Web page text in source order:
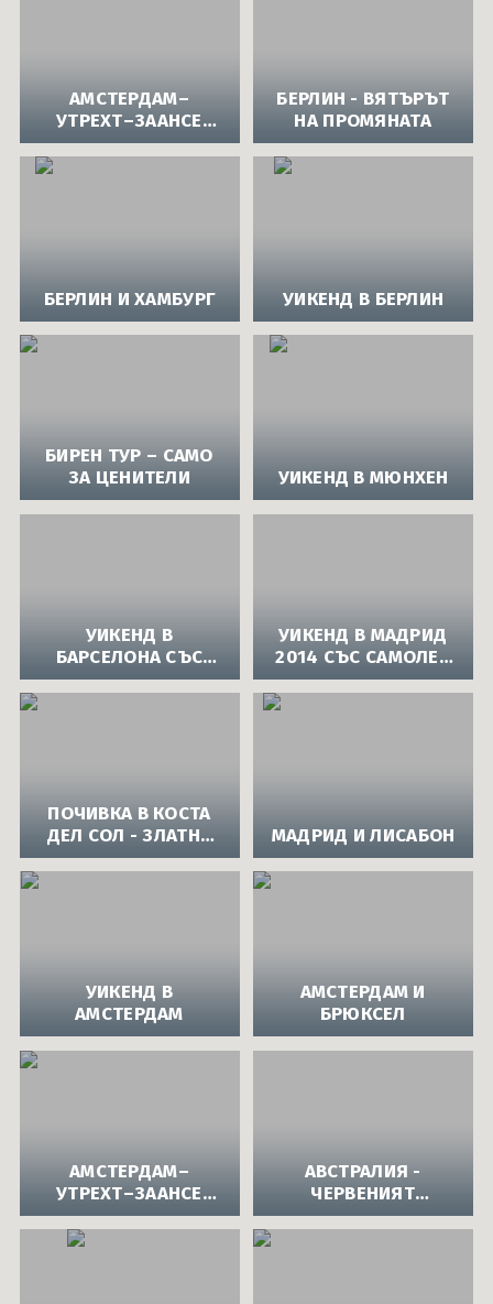
АМСТЕРДАМ–
УТРЕХТ–ЗААНСЕ
СХАНС–БРЮКСЕЛ–
ПАРИЖ
БЕРЛИН - ВЯТЪРЪТ
НА ПРОМЯНАТА
БЕРЛИН И ХАМБУРГ УИКЕНД В БЕРЛИН
БИРЕН ТУР – САМО
ЗА ЦЕНИТЕЛИ
УИКЕНД В МЮНХЕН
УИКЕНД В
БАРСЕЛОНА СЪС
САМОЛЕТ ОТ АПОЛО
УИКЕНД В МАДРИД
2014 СЪС САМОЛЕТ
ОТ АПОЛО
ПОЧИВКА В КОСТА
ДЕЛ СОЛ - ЗЛАТНА
ИСПАНИЯ
МАДРИД И ЛИСАБОН
УИКЕНД В
АМСТЕРДАМ
АМСТЕРДАМ И
БРЮКСЕЛ
АМСТЕРДАМ–
УТРЕХТ–ЗААНСЕ
СХАНС–БРЮКСЕЛ–
ПАРИЖ
АВСТРАЛИЯ -
ЧЕРВЕНИЯТ
КОНТИНЕНТ